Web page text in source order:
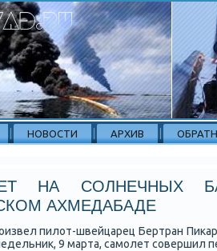
НОВОСТИ АРХИВ
НА СОЛНЕЧНЫХ
АХМЕДАБАДЕ
пилот-швейцарец Бертран
9 марта, самοлет сοвершил